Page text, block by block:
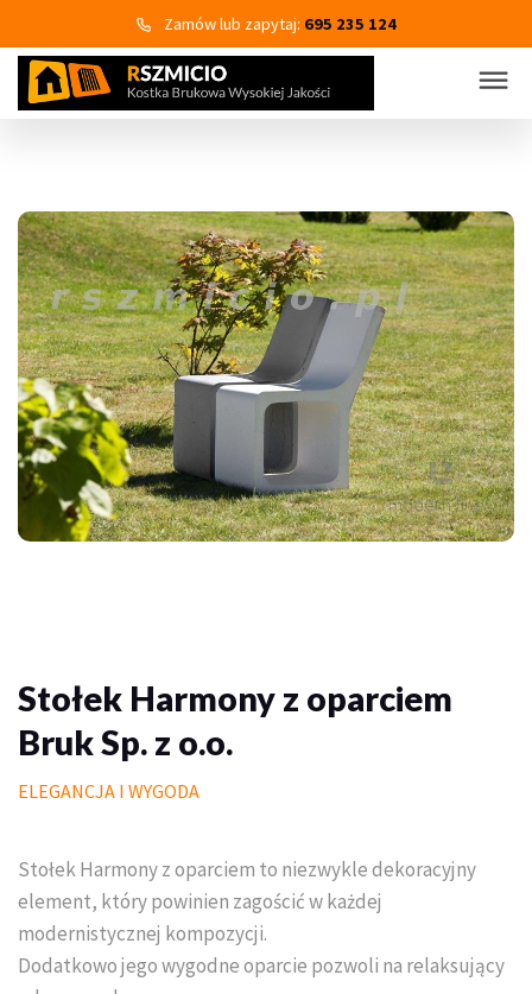
Zamów lub zapytaj: 695 235 124
PRODUKTY
Wszystkie kategorie produktów
Kostka brukowa
Eko Bruk
Płyty tarasowo-chodnikowe
Obrzeża dekoracyjne
Meble do domu i ogrodu
Chemia
Wymarzony trawnik
Stołek Harmony z oparciem
Bruk Sp. z o.o.
ELEGANCJA I WYGODA
Stołek Harmony z oparciem to niezwykle dekoracyjny
element, który powinien zagościć w każdej
modernistycznej kompozycji.
Dodatkowo jego wygodne oparcie pozwoli na relaksujący